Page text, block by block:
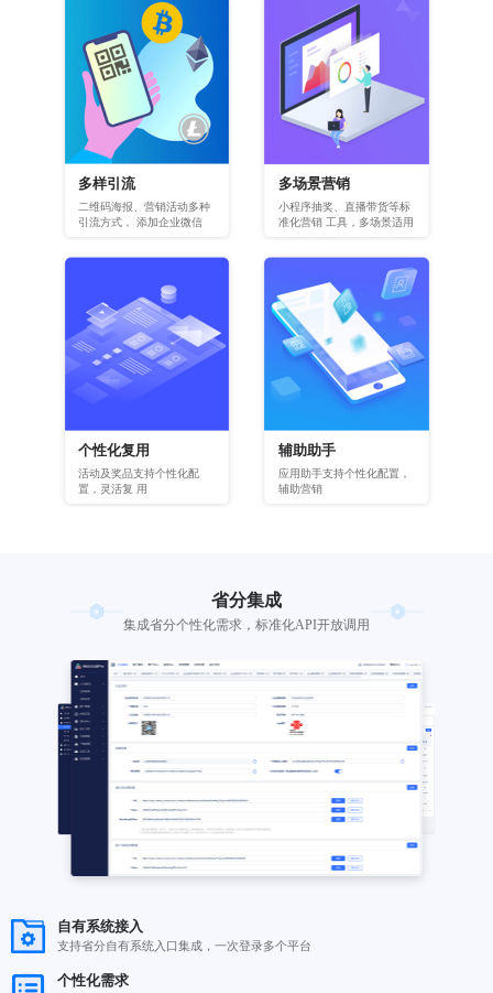
像微信沟通
客户管理
支持客户、客户群管理，同时支持
自动打标
自定义标签，对客户自动打标，支
社群运营
基于自定义标签，对客户群进行精